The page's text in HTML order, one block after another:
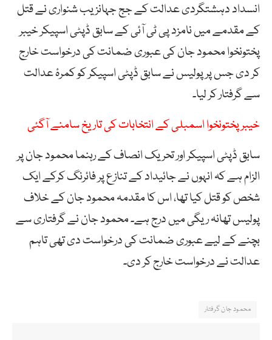
انسداد دہشتگردی عدالت کے جج جہانزیب شنواری نے قتل
کے مقدمے میں نامزد پی ٹی آئی کے سابق ڈپٹی اسپیکر خیبر
پختونخوا محمود جان کی عبوری ضمانت کی درخواست خارج
کر دی جس پر پولیس نے سابق ڈپٹی اسپیکر کو کمرۂ عدالت
سے گرفتار کر لیا۔
خیبر پختونخوا اسمبلی کے انتخابات کی تاریخ سامنے آگئی
سابق ڈپٹی اسپیکر اور تحریک انصاف کے رہنما محمود جان پر
الزام ہے کہ انہوں نے جائیداد کے تنازع پر فائرنگ کرکے ایک
شخص کو قتل کیا تھا، اس کا مقدمہ محمود جان کے خلاف
پولیس تھانہ ریگی میں درج ہے۔ محمود جان نے گرفتاری سے
بچنے کے لیے عبوری ضمانت کی درخواست دی تھی تاہم
عدالت نے درخواست خارج کر دی۔
محمود جان گرفتار